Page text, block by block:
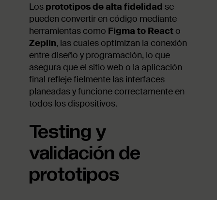
Los prototipos de alta fidelidad se
pueden convertir en código mediante
herramientas como Figma to React o
Zeplin, las cuales optimizan la conexión
entre diseño y programación, lo que
asegura que el sitio web o la aplicación
final refleje fielmente las interfaces
planeadas y funcione correctamente en
todos los dispositivos.
Testing y
validación de
prototipos